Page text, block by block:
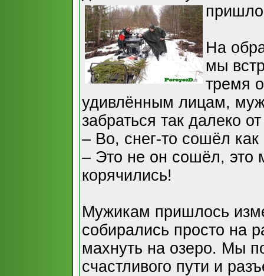
На
мы
тремя
удивлённым лицам,
забраться так далеко
– Во, снег-то сошёл
– Это не он сошёл, это
корячились!
Мужикам пришлось
собирались просто на
махнуть на озеро. Мы
счастливого пути и